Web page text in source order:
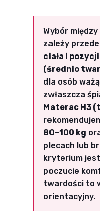
Wybór
zależy
ciała i
(średnio
dla osób
zwłaszcza
Materac H3
80–100 kg
plecach lub
kryterium
poczucie
twardości to
orientacyjny.